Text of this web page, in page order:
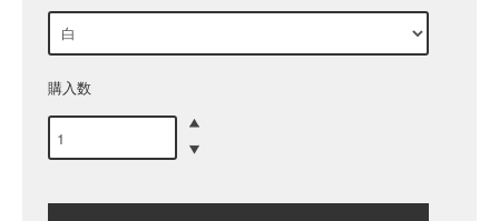
購入数